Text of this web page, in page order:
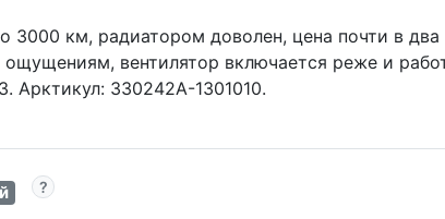
3000 км, радиатором доволен, цена почти в
ощущениям, вентилятор включается реже и
330242А-1301010.